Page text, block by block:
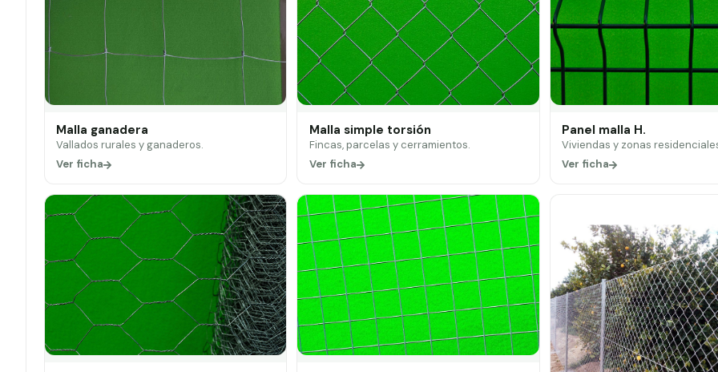
Malla ganadera
Vallados rurales y ganaderos.
Ver ficha
Malla simple torsión
Fincas, parcelas y cerramientos.
Ver ficha
Panel malla H.
Viviendas y zonas
Ver ficha